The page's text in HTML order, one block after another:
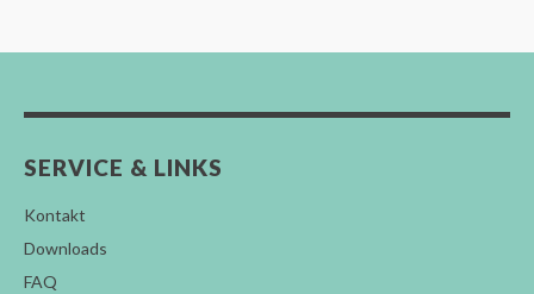
SERVICE & LINKS
Kontakt
Downloads
FAQ